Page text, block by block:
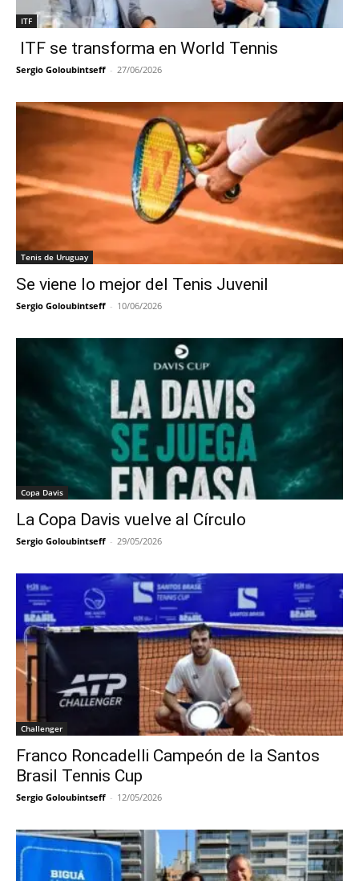
ITF
ITF se transforma en World Tennis
Sergio Goloubintseff - 27/06/2026
Tenis de Uruguay
Se viene lo mejor del Tenis Juvenil
Sergio Goloubintseff - 10/06/2026
Copa Davis
La Copa Davis vuelve al Círculo
Sergio Goloubintseff - 29/05/2026
Challenger
Franco Roncadelli Campeón de la Santos
Brasil Tennis Cup
Sergio Goloubintseff - 12/05/2026